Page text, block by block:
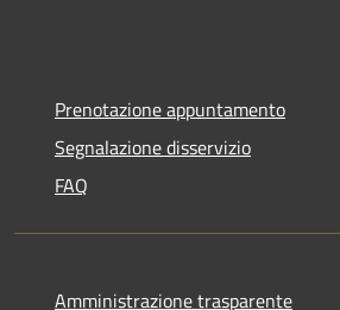
Prenotazione appuntamento
Segnalazione disservizio
FAQ
Amministrazione trasparente